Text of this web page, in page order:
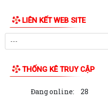
nhận quyền sử dụng đất, quyền sở...
Thông báo niêm yết Kết quả
Thông báo niêm yết Kết quả
LIÊN KẾT WEB SITE
THỐNG KÊ TRUY CẬP
Đang online: 28